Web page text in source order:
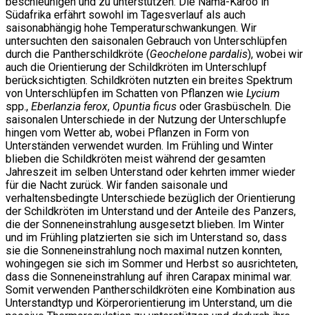
Südafrika erfährt sowohl im Tagesverlauf als auch
saisonabhängig hohe Temperaturschwankungen. Wir
untersuchten den saisonalen Gebrauch von Unterschlüpfen
durch die Pantherschildkröte (Geochelone pardalis), wobei wir
auch die Orientierung der Schildkröten im Unterschlupf
berücksichtigten. Schildkröten nutzten ein breites Spektrum
von Unterschlüpfen im Schatten von Pflanzen wie Lycium
spp., Eberlanzia ferox, Opuntia ficus oder Grasbüscheln. Die
saisonalen Unterschiede in der Nutzung der Unterschlupfe
hingen vom Wetter ab, wobei Pflanzen in Form von
Unterständen verwendet wurden. Im Frühling und Winter
blieben die Schildkröten meist während der gesamten
Jahreszeit im selben Unterstand oder kehrten immer wieder
für die Nacht zurück. Wir fanden saisonale und
verhaltensbedingte Unterschiede bezüglich der Orientierung
der Schildkröten im Unterstand und der Anteile des Panzers,
die der Sonneneinstrahlung ausgesetzt blieben. Im Winter
und im Frühling platzierten sie sich im Unterstand so, dass
sie die Sonneneinstrahlung noch maximal nutzen konnten,
wohingegen sie sich im Sommer und Herbst so ausrichteten,
dass die Sonneneinstrahlung auf ihren Carapax minimal war.
Somit verwenden Pantherschildkröten eine Kombination aus
Unterstandtyp und Körperorientierung im Unterstand, um die